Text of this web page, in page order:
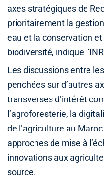
axes stratégiques de
prioritairement la
eau et la conservation
biodiversité, indique
Les discussions entre
penchées sur d’autres
transverses d’intérêt
l’agroforesterie, la
de l’agriculture au
approches de mise à
innovations aux
source.